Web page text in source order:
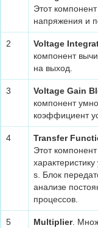
Этот
напряжения и
2 Voltage
компонент
на выход.
3 Voltage Gain
компонент
коэффициент
4 Transfer
Этот
s. Блок
анализе
процессов.
5 Multiplier.